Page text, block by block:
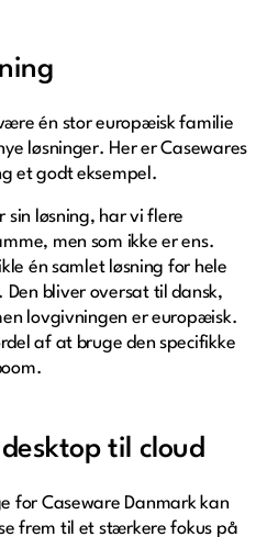
én stor europæisk familie
løsninger. Her er Casewares
et godt eksempel.
sin løsning, har vi flere
men som ikke er ens.
én samlet løsning for hele
bliver oversat til dansk,
lovgivningen er europæisk.
af at bruge den specifikke
til cloud
for Caseware Danmark kan
frem til et stærkere fokus på